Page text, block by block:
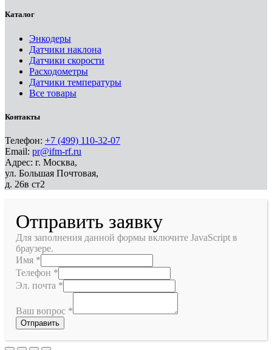
Каталог
Энкодеры
Датчики наклона
Датчики скорости
Расходометры
Датчики температуры
Все товары
Контакты
Телефон: +7 (499) 110-32-07
Email: pr@ifm-rf.ru
Адрес: г. Москва,
ул. Большая Почтовая,
д. 26в ст2
Отправить заявку
Для заполнения данной формы включите JavaScript в
браузере.
Имя *
Телефон *
Эл. почта *
Ваш вопрос *
Отправить